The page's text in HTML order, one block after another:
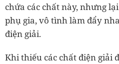
chứa các chất này, nhưng
phụ gia, vô tình làm đẩy
điện giải.
Khi thiếu các chất điện giải